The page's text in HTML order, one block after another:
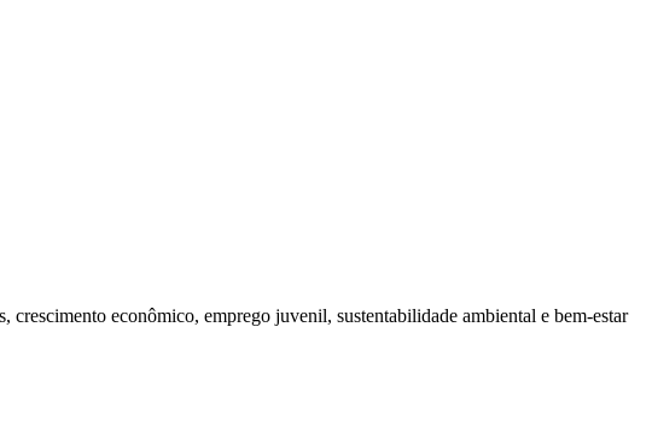
econômico, emprego juvenil, sustentabilidade ambiental e bem‑estar